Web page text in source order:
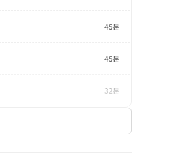
45분
45분
32분